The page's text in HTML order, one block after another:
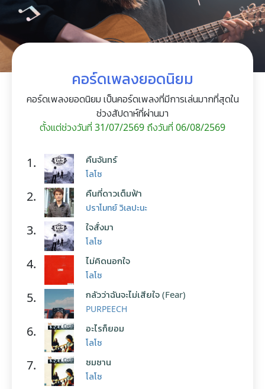
คอร์ดเพลงยอดนิยม
คอร์ดเพลงยอดนิยม เป็นคอร์ดเพลงที่มีการเล่นมากที่สุดใน
ช่วงสัปดาห์ที่ผ่านมา
ตั้งแต่ช่วงวันที่ 31/07/2569 ถึงวันที่ 06/08/2569
1. คืนจันทร์
โลโซ
2. คืนที่ดาวเต็มฟ้า
ปราโมทย์ วิเลปะนะ
3. ใจสั่งมา
โลโซ
4. ไม่คิดนอกใจ
โลโซ
5. กลัวว่าฉันจะไม่เสียใจ (Fear)
PURPEECH
6. อะไรก็ยอม
โลโซ
7. ซมซาน
โลโซ